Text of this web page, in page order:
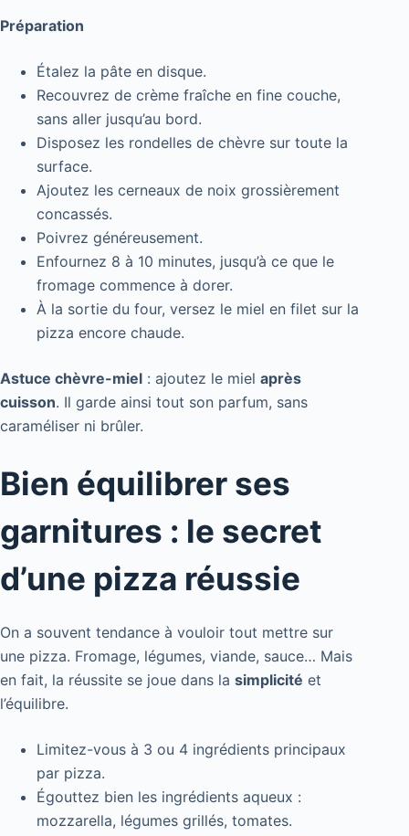
Préparation
Étalez la pâte en disque.
Recouvrez de crème fraîche en fine couche,
sans aller jusqu’au bord.
Disposez les rondelles de chèvre sur toute la
surface.
Ajoutez les cerneaux de noix grossièrement
concassés.
Poivrez généreusement.
Enfournez 8 à 10 minutes, jusqu’à ce que le
fromage commence à dorer.
À la sortie du four, versez le miel en filet sur la
pizza encore chaude.
Astuce chèvre-miel : ajoutez le miel après
cuisson. Il garde ainsi tout son parfum, sans
caraméliser ni brûler.
Bien équilibrer ses
garnitures : le secret
d’une pizza réussie
On a souvent tendance à vouloir tout mettre sur
une pizza. Fromage, légumes, viande, sauce… Mais
en fait, la réussite se joue dans la simplicité et
l’équilibre.
Limitez-vous à 3 ou 4 ingrédients principaux
par pizza.
Égouttez bien les ingrédients aqueux :
mozzarella, légumes grillés, tomates.